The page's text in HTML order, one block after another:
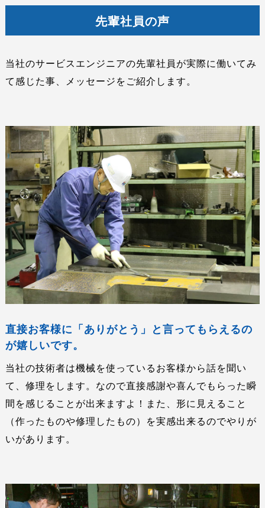
先輩社員の声
当社のサービスエンジニアの先輩社員が実際に働いてみ
て感じた事、メッセージをご紹介します。
直接お客様に「ありがとう」と言ってもらえるの
が嬉しいです。
当社の技術者は機械を使っているお客様から話を聞い
て、修理をします。なので直接感謝や喜んでもらった瞬
間を感じることが出来ますよ！また、形に見えること
（作ったものや修理したもの）を実感出来るのでやりが
いがあります。